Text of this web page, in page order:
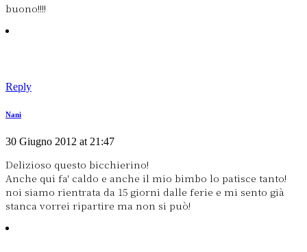
buono!!!!
Reply
Nani
30 Giugno 2012 at 21:47
Delizioso questo bicchierino!
Anche qui fa' caldo e anche il mio bimbo lo patisce tanto!
noi siamo rientrata da 15 giorni dalle ferie e mi sento già
stanca vorrei ripartire ma non si può!